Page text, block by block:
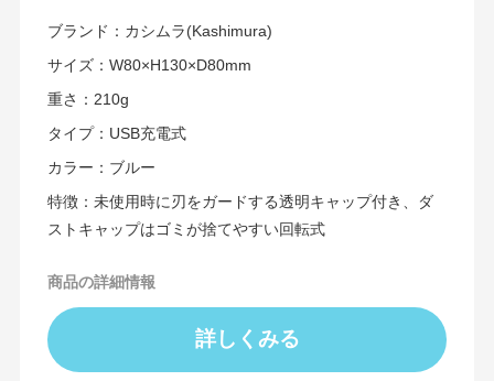
ブランド：カシムラ(Kashimura)
サイズ：W80×H130×D80mm
重さ：210g
タイプ：USB充電式
カラー：ブルー
特徴：未使用時に刃をガードする透明キャップ付き、ダ
ストキャップはゴミが捨てやすい回転式
商品の詳細情報
詳しくみる